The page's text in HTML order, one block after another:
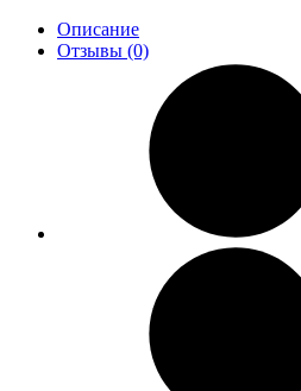
Описание
Отзывы (0)